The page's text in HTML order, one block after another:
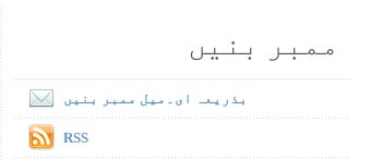
ممبر بنیں
بذریعہ ای۔میل ممبر بنیں
RSS